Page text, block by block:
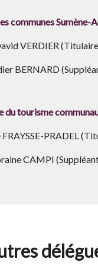
communes Sumène-
VERDIER
BERNARD
du tourisme
FRAYSSE-PRADEL
CAMPI